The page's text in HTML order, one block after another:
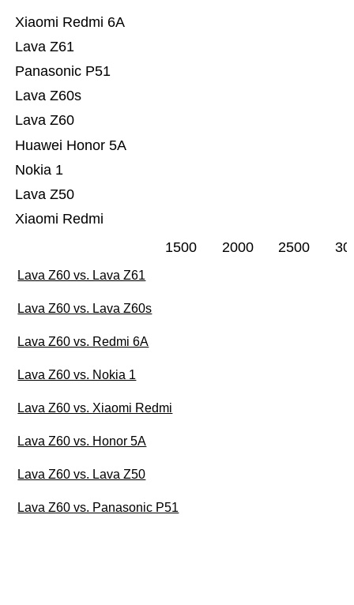
Xiaomi Redmi
Lava Z50
Nokia 1
Huawei Honor 5A
Lava Z60
Lava Z60s
Panasonic P51
Lava Z61
Xiaomi Redmi 6A
1500 2000 2500
Lava Z60 vs. Lava Z61
Lava Z60 vs. Lava Z60s
Lava Z60 vs. Redmi 6A
Lava Z60 vs. Nokia 1
Lava Z60 vs. Xiaomi Redmi
Lava Z60 vs. Honor 5A
Lava Z60 vs. Lava Z50
Lava Z60 vs. Panasonic P51